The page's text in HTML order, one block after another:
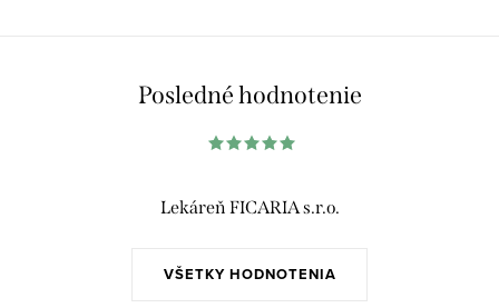
Posledné hodnotenie
VŠETKY HODNOTENIA
Lekáreň FICARIA s.r.o.